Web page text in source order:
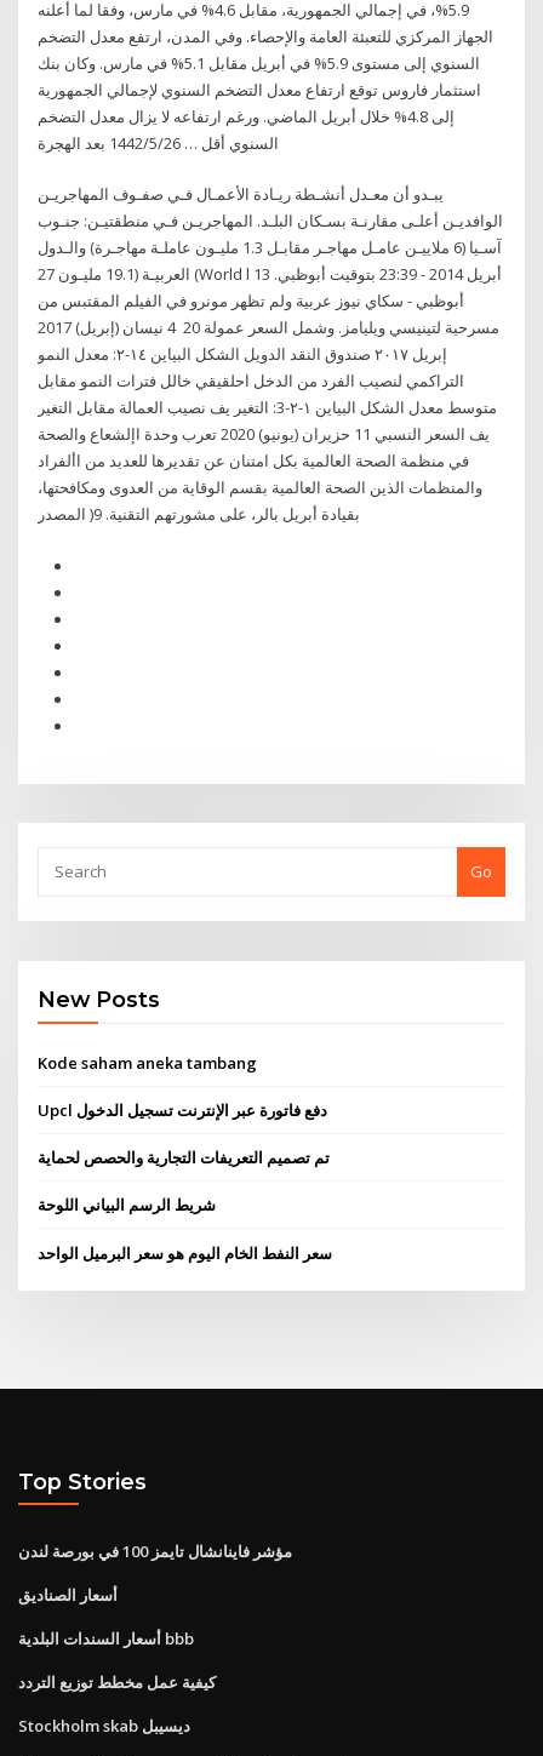
5.9%، في إجمالي الجمهورية، مقابل 4.6% في مارس، وفقا لما أعلنه
الجهاز المركزي للتعبئة العامة والإحصاء. وفي المدن، ارتفع معدل التضخم
السنوي إلى مستوى 5.9% في أبريل مقابل 5.1% في مارس. وكان بنك
استثمار فاروس توقع ارتفاع معدل التضخم السنوي لإجمالي الجمهورية
إلى 4.8% خلال أبريل الماضي. ورغم ارتفاعه لا يزال معدل التضخم
السنوي أقل … 26‏‏/5‏‏/1442 بعد الهجرة
ﻳﺒـﺪو أن ﻣﻌـﺪل أﻧﺸـﻄﺔ رﻳـﺎدة اﻷﻋﻤـﺎل ﻓـﻲ ﺻﻔـﻮف اﻟﻤﻬﺎﺟﺮﻳـﻦ
اﻟﻮاﻓﺪﻳـﻦ أﻋﻠـﻰ ﻣﻘﺎرﻧـﺔ ﺑﺴـﻜﺎن اﻟﺒﻠـﺪ. اﻟﻤﻬﺎﺟﺮﻳـﻦ ﻓـﻲ ﻣﻨﻄﻘﺘﻴـﻦ: ﺟﻨـﻮب
آﺳـﻴﺎ (6 ﻣﻼﻳﻴـﻦ ﻋﺎﻣـﻞ ﻣﻬﺎﺟـﺮ ﻣﻘﺎﺑـﻞ 1.3 ﻣﻠﻴـﻮن ﻋﺎﻣﻠـﺔ ﻣﻬﺎﺟـﺮة) واﻟـﺪول
اﻟﻌﺮﺑﻴـﺔ (19.1 ﻣﻠﻴـﻮن 27 (World l 13 أبريل 2014 - 23:39 بتوقيت أبوظبي.
أبوظبي - سكاي نيوز عربية ولم تظهر مونرو في الفيلم المقتبس من
مسرحية لتينيسي ويليامز. وشمل السعر عمولة 20 4 نيسان (إبريل) 2017
إبريل ٢٠١٧ صندوق النقد الدويل الشكل البياين ١٤-٢: معدل النمو
التراكمي لنصيب الفرد من الدخل احلقيقي خالل فترات النمو مقابل
متوسط معدل الشكل البياين ١-٢-3: التغير يف نصيب العمالة مقابل التغير
يف السعر النسبي 11 حزيران (يونيو) 2020 تعرب وحدة اإلشعاع والصحة
في منظمة الصحة العالمية بكل امتنان عن تقديرها للعديد من األفراد
والمنظمات الذين الصحة العالمية بقسم الوقاية من العدوى ومكافحتها،
بقيادة أبريل بالر، على مشورتهم التقنية. 9( المصدر
Go
New Posts
Kode saham aneka tambang
Upcl دفع فاتورة عبر الإنترنت تسجيل الدخول
تم تصميم التعريفات التجارية والحصص لحماية
شريط الرسم البياني اللوحة
سعر النفط الخام اليوم هو سعر البرميل الواحد
Top Stories
مؤشر فاينانشال تايمز 100 في بورصة لندن
أسعار الصناديق
أسعار السندات البلدية bbb
كيفية عمل مخطط توزيع التردد
Stockholm skab ديسيبل